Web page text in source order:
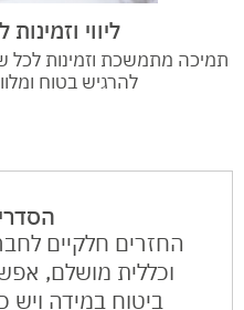
ליווי
תמיכה מתמשכת וזמינות
להרגיש בטוח
החזרים חלקיים
וכללית מושלם,
ביטוח במידה ויש